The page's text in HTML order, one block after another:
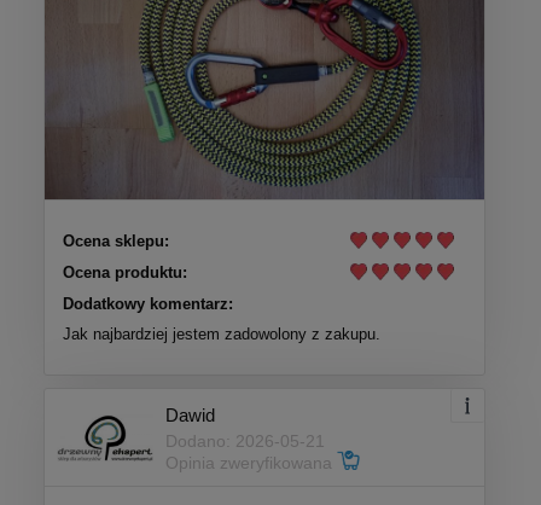
Ocena sklepu:
Ocena produktu:
Dodatkowy komentarz:
Jak najbardziej jestem zadowolony z zakupu.
Dawid
Dodano: 2026-05-21
Opinia zweryfikowana